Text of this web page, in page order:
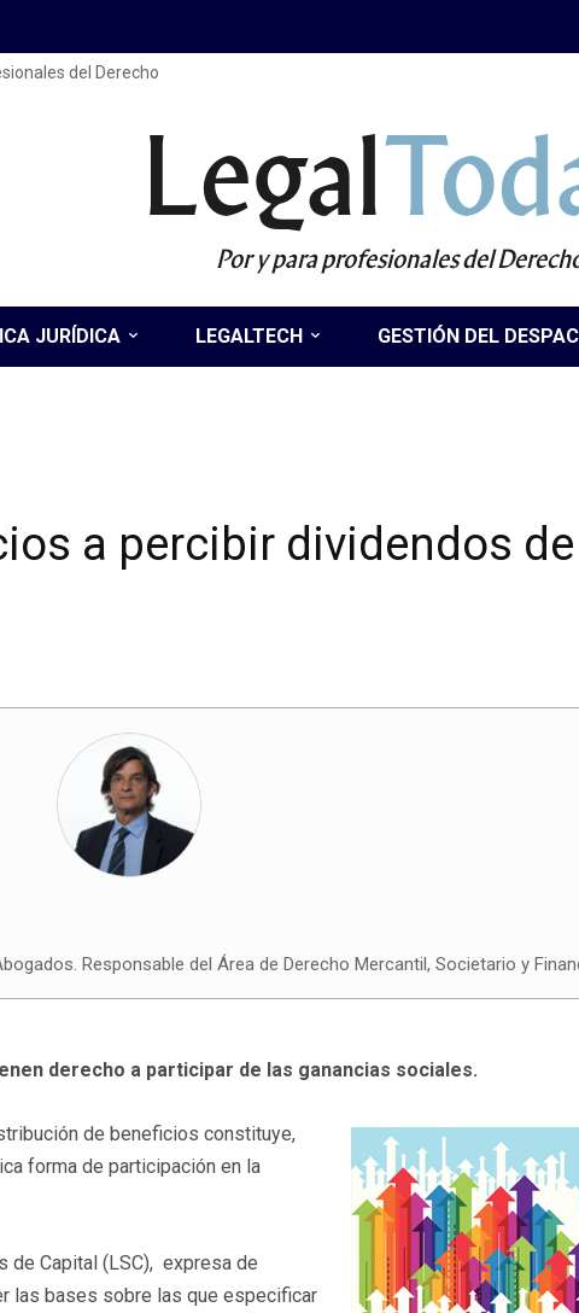
del Derecho
Legal
Por y para profesionales del
JURÍDICA LEGALTECH GESTIÓN DEL
a percibir dividendos
Responsable del Área de Derecho Mercantil, Societario y
derecho a participar de las ganancias sociales.
de beneficios constituye,
forma de participación en la
de Capital (LSC), expresa de
las bases sobre las que especificar